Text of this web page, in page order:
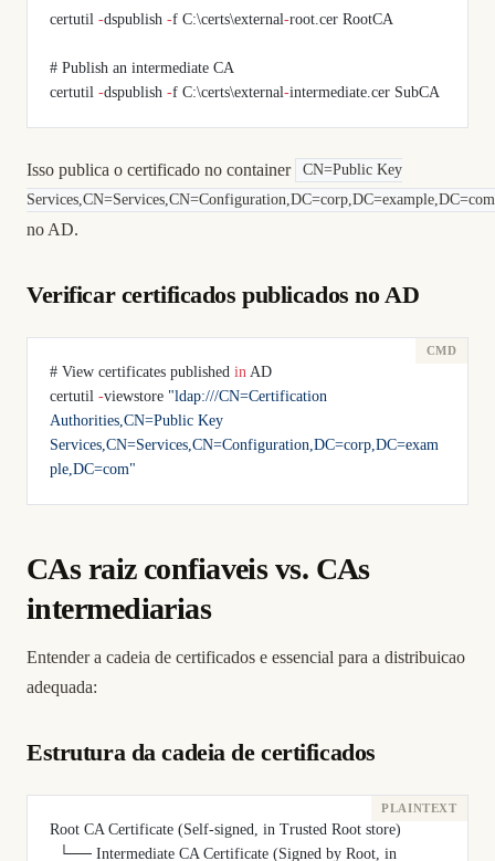
certutil -dspublish -f C:\certs\external-root.cer RootCA
# Publish an intermediate CA
certutil -dspublish -f C:\certs\external-intermediate.cer SubCA
Isso publica o certificado no container
CN=Public Key
Services,CN=Services,CN=Configuration,DC=corp,DC=example,DC=com
no AD.
Verificar certificados publicados no AD
# View certificates published in AD
certutil -viewstore "ldap:///CN=Certification
Authorities,CN=Public Key
Services,CN=Services,CN=Configuration,DC=corp,DC=exam
ple,DC=com"
CAs raiz confiaveis vs. CAs
intermediarias
Entender a cadeia de certificados e essencial para a distribuicao
adequada:
Estrutura da cadeia de certificados
Root CA Certificate (Self-signed, in Trusted Root store)